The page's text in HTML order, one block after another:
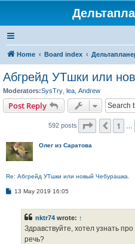
Home Board index
Абгрейд УТшки или
Moderators:SysTry lea Andrew
Post Reply
592 posts Page 401
Олег из Саратова
Re: Абгрейд УТшки или новый Чебурашка.
P13 May 2019 16:05
nktr74 wrote: ↑
Здравствуйте, хотел узнать
речь?